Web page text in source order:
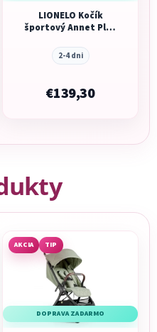
LIONELO Kočík
športový Annet Plus
2-4 dni
€139,30
AKCIA TIP
DOPRAVA ZADARMO